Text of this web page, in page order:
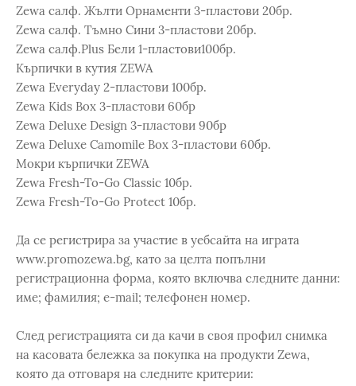
Zewa салф. Жълти Орнаменти 3-пластови 20бр.
Zewa салф. Тъмно Сини 3-пластови 20бр.
Zewa салф.Plus Бели 1-пластови100бр.
Кърпички в кутия ZEWA
Zewa Everyday 2-пластови 100бр.
Zewa Kids Box 3-пластови 60бр
Zewa Deluxe Design 3-пластови 90бр
Zewa Deluxe Camomile Box 3-пластови 60бр.
Мокри кърпички ZEWA
Zewa Fresh-To-Go Classic 10бр.
Zewa Fresh-To-Go Protect 10бр.
Да се регистрира за участие в уебсайта на играта
www.promozewa.bg, като за целта попълни
регистрационна форма, която включва следните данни:
име; фамилия; e-mail; телефонен номер.
След регистрацията си да качи в своя профил снимка
на касовата бележка за покупка на продукти Zewa,
която да отговаря на следните критерии: